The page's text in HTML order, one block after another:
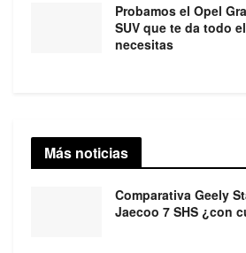
Probamos el Opel
SUV que te da todo
necesitas
Más noticias
Comparativa Geely
Jaecoo 7 SHS ¿con